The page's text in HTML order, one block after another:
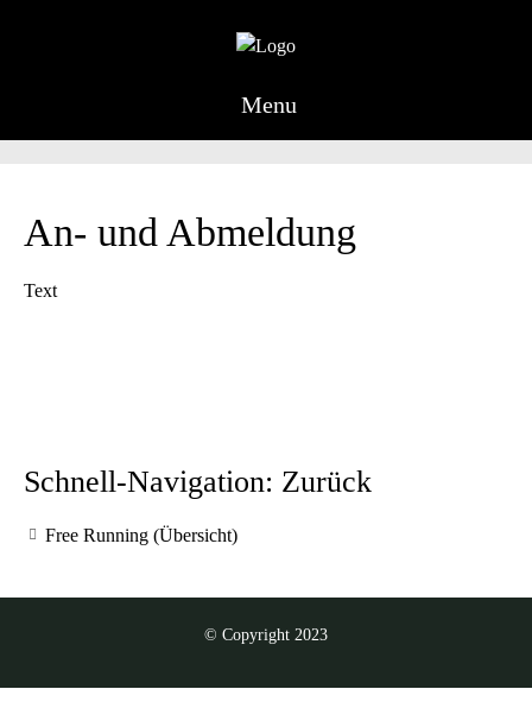
Menu
An- und Abmeldung
Text
Schnell-Navigation: Zurück
Free Running (Übersicht)
© Copyright 2023